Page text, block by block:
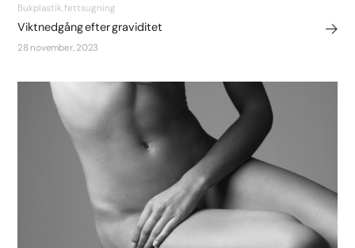
Bukplastik, fettsugning
Viktnedgång efter graviditet
28 november, 2023